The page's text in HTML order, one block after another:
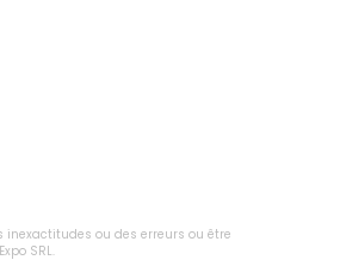
ou des erreurs ou être
SRL.